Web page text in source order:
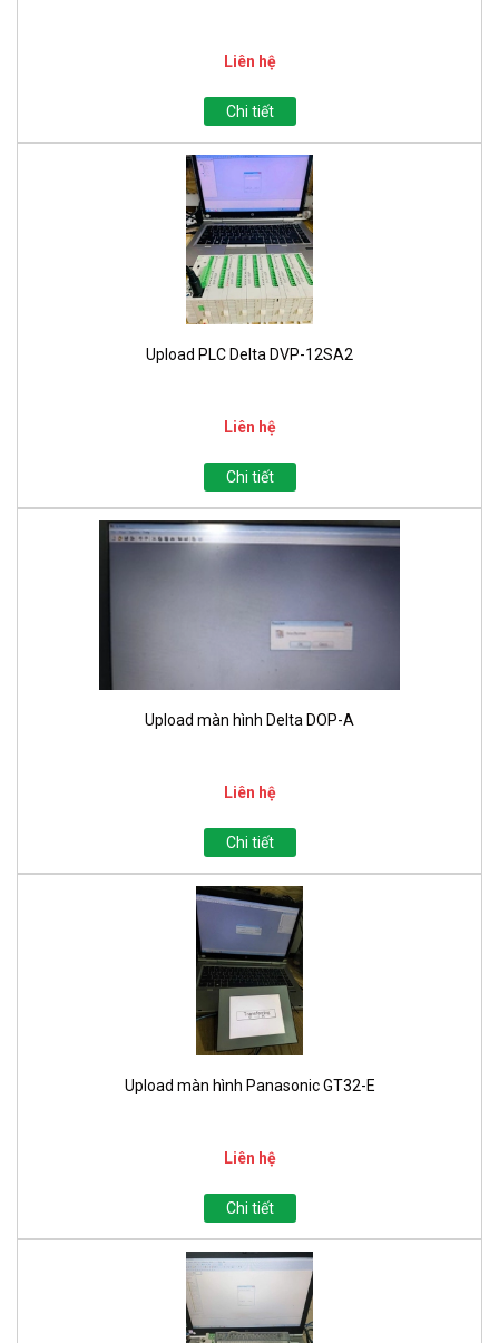
Liên hệ
Chi tiết
Upload PLC Delta DVP-12SA2
Liên hệ
Chi tiết
Upload màn hình Delta DOP-A
Liên hệ
Chi tiết
Upload màn hình Panasonic GT32-E
Liên hệ
Chi tiết